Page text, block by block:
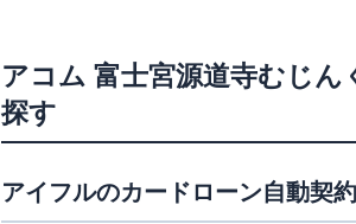
アコム 富士宮源道寺むじん
探す
アイフルのカードローン自動契